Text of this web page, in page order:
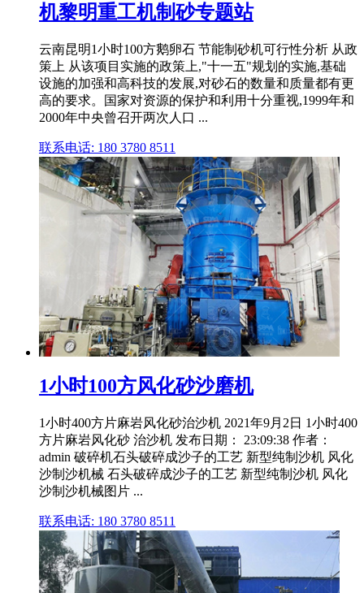
机黎明重工机制砂专题站
云南昆明1小时100方鹅卵石 节能制砂机可行性分析 从政
策上 从该项目实施的政策上,"十一五"规划的实施,基础
设施的加强和高科技的发展,对砂石的数量和质量都有更
高的要求。国家对资源的保护和利用十分重视,1999年和
2000年中央曾召开两次人口 ...
联系电话: 180 3780 8511
1小时100方风化砂沙磨机
1小时400方片麻岩风化砂治沙机 2021年9月2日 1小时400
方片麻岩风化砂 治沙机 发布日期： 23:09:38 作者：
admin 破碎机石头破碎成沙子的工艺 新型纯制沙机 风化
沙制沙机械 石头破碎成沙子的工艺 新型纯制沙机 风化
沙制沙机械图片 ...
联系电话: 180 3780 8511